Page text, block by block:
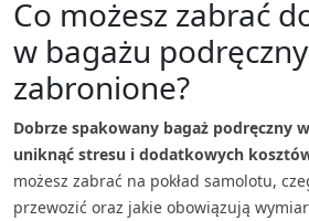
Co możesz zabrać
w bagażu
zabronione?
Dobrze spakowany bagaż podręczny
uniknąć stresu i dodatkowych
możesz zabrać na pokład samolotu,
przewozić oraz jakie obowiązują